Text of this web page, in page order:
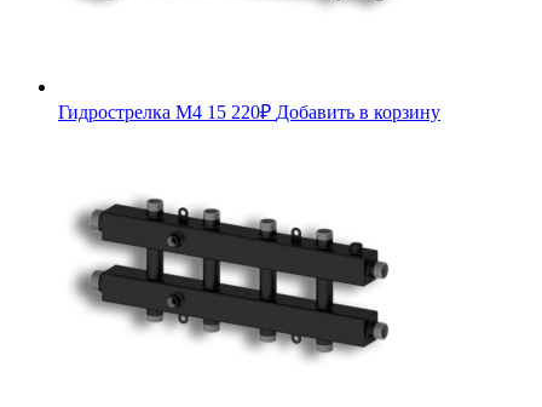
Гидрострелка М4 15 220₽ Добавить в корзину